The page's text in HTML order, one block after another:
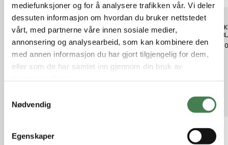
mediefunksjoner og for å analysere trafikken vår. Vi deler
dessuten informasjon om hvordan du bruker nettstedet
vårt, med partnerne våre innen sosiale medier,
annonsering og analysearbeid, som kan kombinere den
med annen informasjon du har gjort tilgjengelig for dem,
eller som de har samlet inn gjennom din bruk av
Nødvendig
Egenskaper
Westin Crazy Daisy Jig 400g
27cm Fancy Cola Cacao
kr 289,00
SØLVKROKEN Spesial Spinner
GO/BL/F 9 g
kr 89,00
GO/
kr
Relaterte produkter